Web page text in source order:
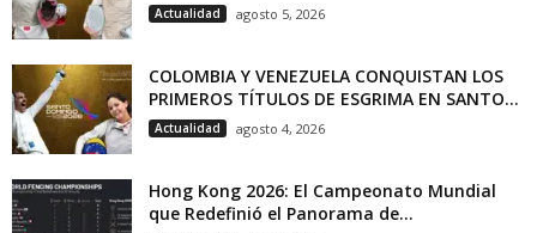
Actualidad agosto 5, 2026
COLOMBIA Y VENEZUELA CONQUISTAN LOS
PRIMEROS TÍTULOS DE ESGRIMA EN SANTO...
Actualidad agosto 4, 2026
Hong Kong 2026: El Campeonato Mundial
que Redefinió el Panorama de...